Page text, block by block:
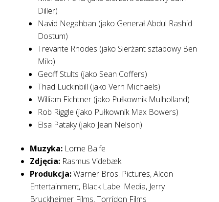
Diller)
Navid Negahban (jako Generał Abdul Rashid
Dostum)
Trevante Rhodes (jako Sierżant sztabowy Ben
Milo)
Geoff Stults (jako Sean Coffers)
Thad Luckinbill (jako Vern Michaels)
William Fichtner (jako Pułkownik Mulholland)
Rob Riggle (jako Pułkownik Max Bowers)
Elsa Pataky (jako Jean Nelson)
Muzyka:Lorne Balfe
Zdjęcia:Rasmus Videbæk
Produkcja:Warner Bros. Pictures, Alcon
Entertainment, Black Label Media, Jerry
Bruckheimer Films, Torridon Films